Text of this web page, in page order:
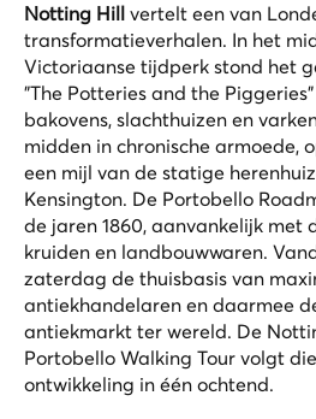
Notting Hill vertelt een van
transformatieverhalen. In het
Victoriaanse tijdperk stond het
"The Potteries and the
bakovens, slachthuizen en
midden in chronische armoede,
een mijl van de statige
Kensington. De Portobello
de jaren 1860, aanvankelijk met
kruiden en landbouwwaren.
zaterdag de thuisbasis van
antiekhandelaren en daarmee
antiekmarkt ter wereld. De
Portobello Walking Tour volgt
ontwikkeling in één ochtend.